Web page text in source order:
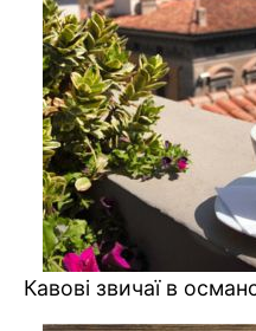
Кавові звичаї в